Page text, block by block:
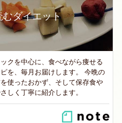
ダイエット
クを中心に、食べながら痩せる
を、毎月お届けします。 今晩の
使ったおかず、そして保存食や
しく丁寧に紹介します。